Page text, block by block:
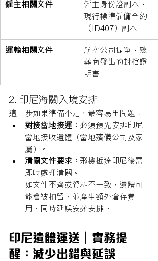
僱主相關文件
僱主身份證副本、
現行標準僱傭合約
（ID407）副本
運輸相關文件
航空公司提單、殮
葬商發出的封棺證
明書
2. 印尼海關入境安排
這一步如果準備不足，最容易出問題：
對接當地接運： 必須預先安排印尼
當地接收遺體（當地殯儀公司及家
屬）。
清關文件要求： 飛機抵達印尼後需
即時處理清關。
如文件不齊或資料不一致，遺體可
能會被扣留，並產生額外倉存費
用，同時延誤安葬安排。
印尼遺體運送｜實務提
醒：減少出錯與延誤